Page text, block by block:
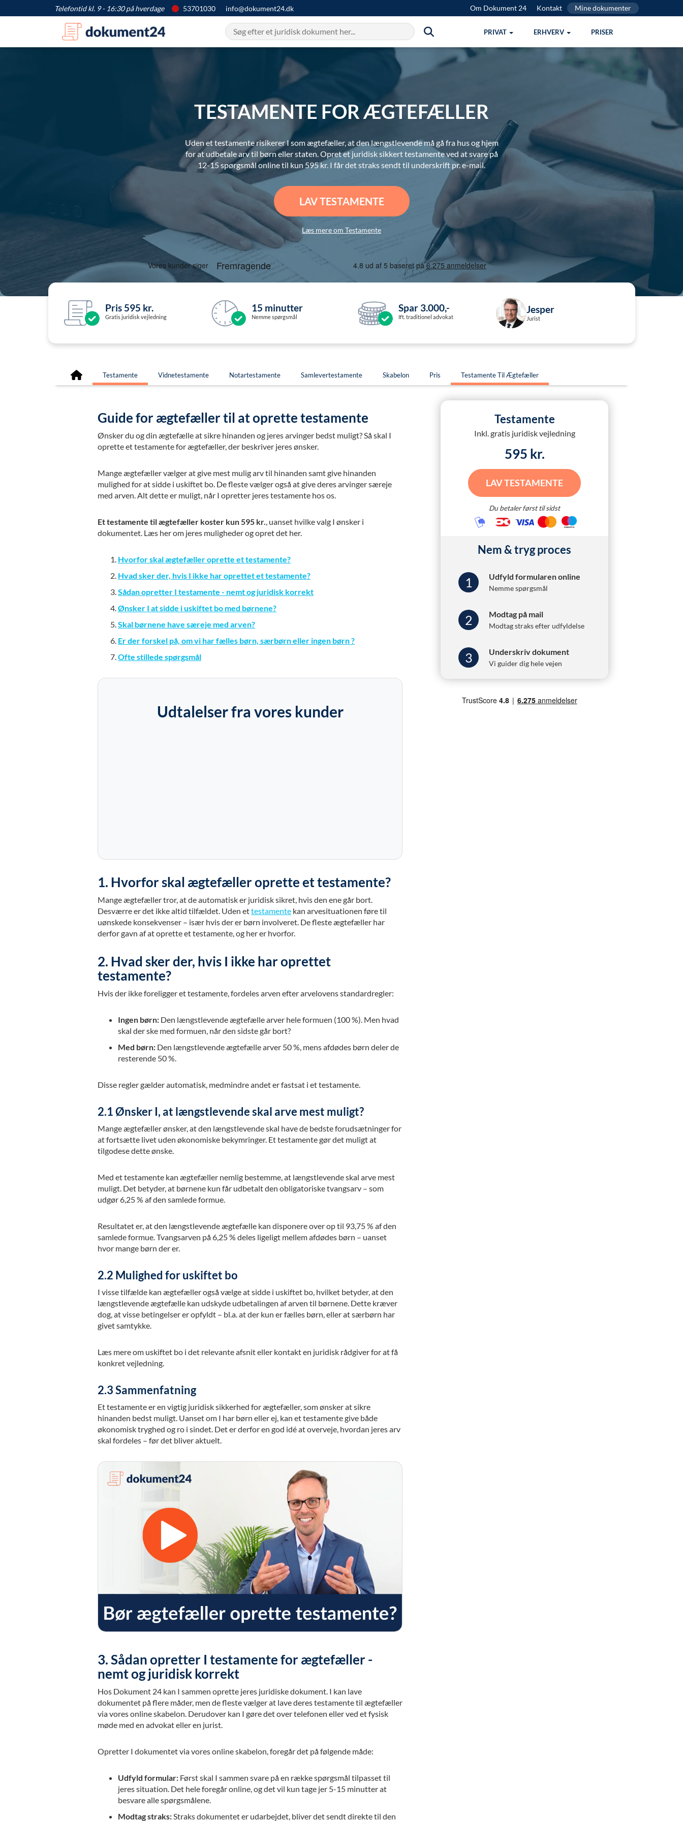
Telefontid kl. 9 - 16:30 på hverdage 53701030 info@dokument24.dk Om Dokument 24 Kontakt Mine dokumenter
PRIVAT ERHVERV PRISER
TESTAMENTE FOR ÆGTEFÆLLER
Uden et testamente risikerer I som ægtefæller, at den længstlevende må gå fra hus og hjem
for at udbetale arv til børn eller staten. Opret et juridisk sikkert testamente ved at svare på
12-15 spørgsmål online til kun 595 kr. I får det straks sendt til underskrift pr. e-mail.
LAV TESTAMENTE
Læs mere om Testamente
Pris 595 kr.
Gratis juridisk vejledning
15 minutter
Nemme spørgsmål
Spar 3.000,-
Ift. traditionel advokat
Jesper
Jurist
Testamente Vidnetestamente Notartestamente Samlevertestamente Skabelon Pris Testamente Til Ægtefæller
Guide for ægtefæller til at oprette testamente
Ønsker du og din ægtefælle at sikre hinanden og jeres arvinger bedst muligt? Så skal I
oprette et testamente for ægtefæller, der beskriver jeres ønsker.
Mange ægtefæller vælger at give mest mulig arv til hinanden samt give hinanden
mulighed for at sidde i uskiftet bo. De fleste vælger også at give deres arvinger særeje
med arven. Alt dette er muligt, når I opretter jeres testamente hos os.
Et testamente til ægtefæller koster kun 595 kr., uanset hvilke valg I ønsker i
dokumentet. Læs her om jeres muligheder og opret det her.
Hvorfor skal ægtefæller oprette et testamente?
Hvad sker der, hvis I ikke har oprettet et testamente?
Sådan opretter I testamente - nemt og juridisk korrekt
Ønsker I at sidde i uskiftet bo med børnene?
Skal børnene have særeje med arven?
Er der forskel på, om vi har fælles børn, særbørn eller ingen børn ?
Ofte stillede spørgsmål
Udtalelser fra vores kunder
1. Hvorfor skal ægtefæller oprette et testamente?
Mange ægtefæller tror, at de automatisk er juridisk sikret, hvis den ene går bort.
Desværre er det ikke altid tilfældet. Uden ettestamente kan arvesituationen føre til
uønskede konsekvenser – især hvis der er børn involveret. De fleste ægtefæller har
derfor gavn af at oprette et testamente, og her er hvorfor.
2. Hvad sker der, hvis I ikke har oprettet
testamente?
Hvis der ikke foreligger et testamente, fordeles arven efter arvelovens standardregler:
Ingen børn: Den længstlevende ægtefælle arver hele formuen (100 %). Men hvad
skal der ske med formuen, når den sidste går bort?
Med børn: Den længstlevende ægtefælle arver 50 %, mens afdødes børn deler de
resterende 50 %.
Disse regler gælder automatisk, medmindre andet er fastsat i et testamente.
2.1 Ønsker I, at længstlevende skal arve mest muligt?
Mange ægtefæller ønsker, at den længstlevende skal have de bedste forudsætninger for
at fortsætte livet uden økonomiske bekymringer. Et testamente gør det muligt at
tilgodese dette ønske.
Med et testamente kan ægtefæller nemlig bestemme, at længstlevende skal arve mest
muligt. Det betyder, at børnene kun får udbetalt den obligatoriske tvangsarv – som
udgør 6,25 % af den samlede formue.
Resultatet er, at den længstlevende ægtefælle kan disponere over op til 93,75 % af den
samlede formue. Tvangsarven på 6,25 % deles ligeligt mellem afdødes børn – uanset
hvor mange børn der er.
2.2 Mulighed for uskiftet bo
I visse tilfælde kan ægtefæller også vælge at sidde i uskiftet bo, hvilket betyder, at den
længstlevende ægtefælle kan udskyde udbetalingen af arven til børnene. Dette kræver
dog, at visse betingelser er opfyldt – bl.a. at der kun er fælles børn, eller at særbørn har
givet samtykke.
Læs mere om uskiftet bo i det relevante afsnit eller kontakt en juridisk rådgiver for at få
konkret vejledning.
2.3 Sammenfatning
Et testamente er en vigtig juridisk sikkerhed for ægtefæller, som ønsker at sikre
hinanden bedst muligt. Uanset om I har børn eller ej, kan et testamente give både
økonomisk tryghed og ro i sindet. Det er derfor en god idé at overveje, hvordan jeres arv
skal fordeles – før det bliver aktuelt.
3. Sådan opretter I testamente for ægtefæller -
nemt og juridisk korrekt
Hos Dokument 24 kan I sammen oprette jeres juridiske dokument. I kan lave
dokumentet på flere måder, men de fleste vælger at lave deres testamente til ægtefæller
via vores online skabelon. Derudover kan I gøre det over telefonen eller ved et fysisk
møde med en advokat eller en jurist.
Opretter I dokumentet via vores online skabelon, foregår det på følgende måde:
Udfyld formular: Først skal I sammen svare på en række spørgsmål tilpasset til
jeres situation. Det hele foregår online, og det vil kun tage jer 5-15 minutter at
besvare alle spørgsmålene.
Modtag straks:Straks dokumentet er udarbejdet, bliver det sendt direkte til den
Testamente
Inkl. gratis juridisk vejledning
595 kr.
LAV TESTAMENTE
Du betaler først til sidst
Nem & tryg proces
1 Udfyld formularen online
Nemme spørgsmål
2 Modtag på mail
Modtag straks efter udfyldelse
3 Underskriv dokument
Vi guider dig hele vejen